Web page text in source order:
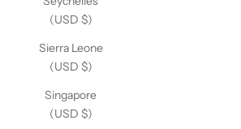
(USD $)
Sierra Leone
(USD $)
Singapore
(USD $)